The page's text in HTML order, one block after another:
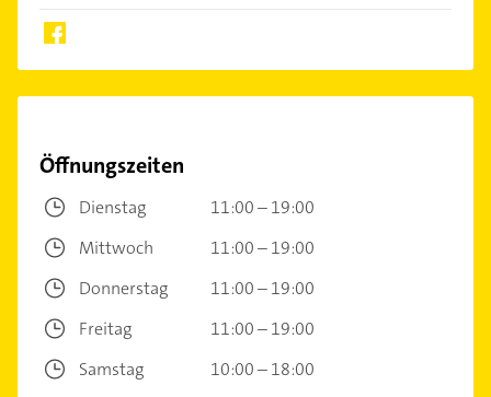
Öffnungszeiten
Dienstag
11:00 – 19:00
Mittwoch
11:00 – 19:00
Donnerstag
11:00 – 19:00
Freitag
11:00 – 19:00
Samstag
10:00 – 18:00